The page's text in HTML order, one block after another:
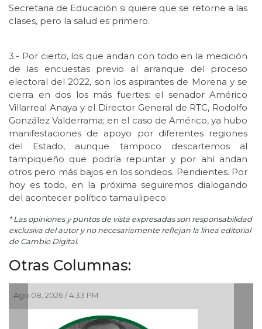
Secretaria de Educación si quiere que se retorne a las
clases, pero la salud es primero.
3.- Por cierto, los que andan con todo en la medición
de las encuestas previo al arranque del proceso
electoral del 2022, son los aspirantes de Morena y se
cierra en dos los más fuertes: el senador Américo
Villarreal Anaya y el Director General de RTC, Rodolfo
González Valderrama; en el caso de Américo, ya hubo
manifestaciones de apoyo por diferentes regiones
del Estado, aunque tampoco descartemos al
tampiqueño que podría repuntar y por ahí andan
otros pero más bajos en los sondeos. Pendientes. Por
hoy es todo, en la próxima seguiremos dialogando
del acontecer político tamaulipeco.
* Las opiniones y puntos de vista expresadas son responsabilidad
exclusiva del autor y no necesariamente reflejan la línea editorial
de Cambio Digital.
Otras Columnas:
Ago 06, 2026 / 12:48 PM